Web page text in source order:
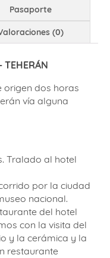
Pasaporte
(0)
TEHERÁN
origen dos horas
vía alguna
Tralado al hotel
por la ciudad
nacional.
del hotel
con la visita del
y la cerámica y la
restaurante